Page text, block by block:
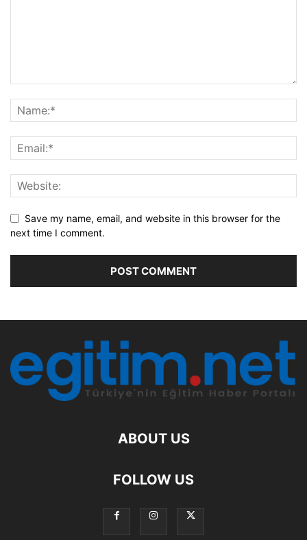
Save my name, email, and website in this browser for the
next time I comment.
ABOUT US
FOLLOW US